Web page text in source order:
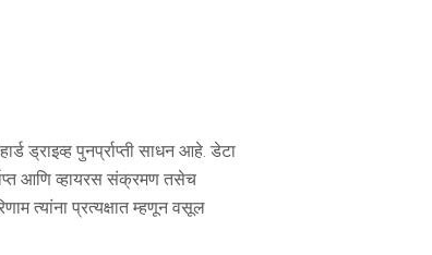
ड्राइव्ह पुनर्प्राप्ती साधन आहे. डेटा
आणि व्हायरस संक्रमण तसेच
त्यांना प्रत्यक्षात म्हणून वसूल